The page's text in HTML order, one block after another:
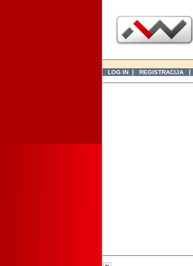
LOG IN | REGISTRACIJA |